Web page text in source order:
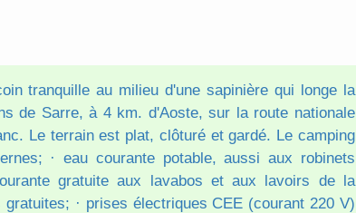
tranquille au milieu d'une sapinière qui longe la
de Sarre, à 4 km. d'Aoste, sur la route nationale
Le terrain est plat, clôturé et gardé. Le camping
· eau courante potable, aussi aux robinets
gratuite aux lavabos et aux lavoirs de la
· prises électriques CEE (courant 220 V)